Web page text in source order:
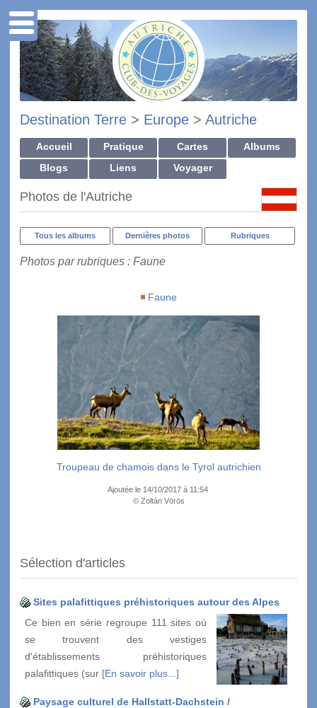
Destination Terre > Europe > Autriche
Accueil Pratique Cartes
Albums
Blogs
Liens Voyager
Photos de l'Autriche
Tous les albums Dernières photos Rubriques
Photos par rubriques : Faune
Faune
Troupeau de chamois dans le Tyrol autrichien
Ajoutée le 14/10/2017 à 11:54
© Zoltán Vörös
Sélection d'articles
Sites palafittiques préhistoriques autour des Alpes
Ce bien en série regroupe 111 sites où
se trouvent des vestiges
d'établissements préhistoriques
palafittiques (sur [En savoir plus...]
Paysage culturel de Hallstatt-Dachstein /